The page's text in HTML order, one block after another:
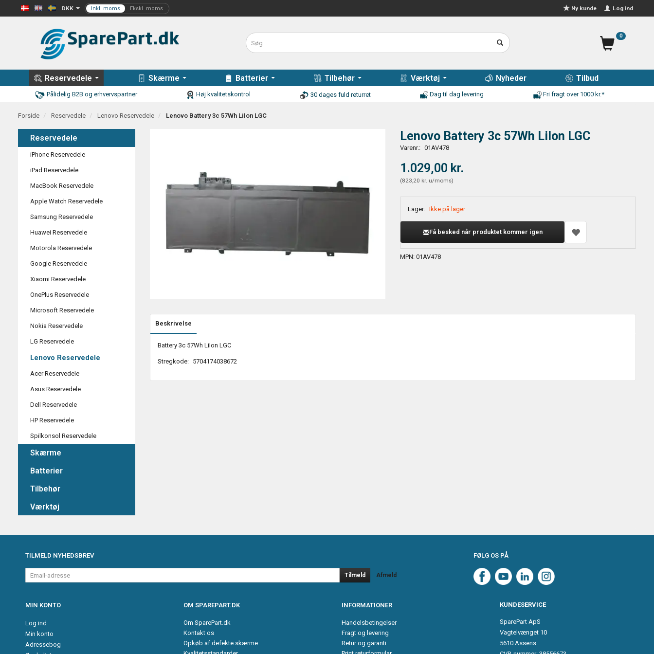
DKK Log ind
Ny kunde
0
Reservedele Skærme Batterier Tilbehør Værktøj Nyheder Tilbud
Pålidelig B2B og erhvervspartner Høj kvalitetskontrol 30 dages fuld returret Dag til dag levering Fri fragt over 1000 kr.*
Forside Reservedele Lenovo Reservedele Lenovo Battery 3c 57Wh LiIon LGC
Reservedele
iPhone Reservedele
iPad Reservedele
MacBook Reservedele
Apple Watch Reservedele
Samsung Reservedele
Huawei Reservedele
Motorola Reservedele
Google Reservedele
Xiaomi Reservedele
OnePlus Reservedele
Microsoft Reservedele
Nokia Reservedele
LG Reservedele
Lenovo Reservedele
Acer Reservedele
Asus Reservedele
Dell Reservedele
HP Reservedele
Spilkonsol Reservedele
Skærme
Batterier
Tilbehør
Værktøj
Lenovo Battery 3c 57Wh LiIon LGC
Varenr.: 01AV478
1.029,00 kr.
(823,20 kr. u/moms)
Lager: Ikke på lager
Få besked når produktet kommer igen
MPN: 01AV478
Beskrivelse
Battery 3c 57Wh LiIon LGC
Stregkode: 5704174038672
TILMELD NYHEDSBREV
Email-
adresse
Tilmeld Afmeld
FØLG OS PÅ
MIN KONTO
Log ind
Min konto
Adressebog
OM SPAREPART.DK
Om SparePart.dk
Kontakt os
Opkøb af defekte skærme
INFORMATIONER
Handelsbetingelser
Fragt og levering
Retur og garanti
KUNDESERVICE
SparePart ApS
Vagtelvænget 10
5610 Assens